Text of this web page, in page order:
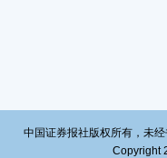
中国证券报社版权所有，未
Copyright